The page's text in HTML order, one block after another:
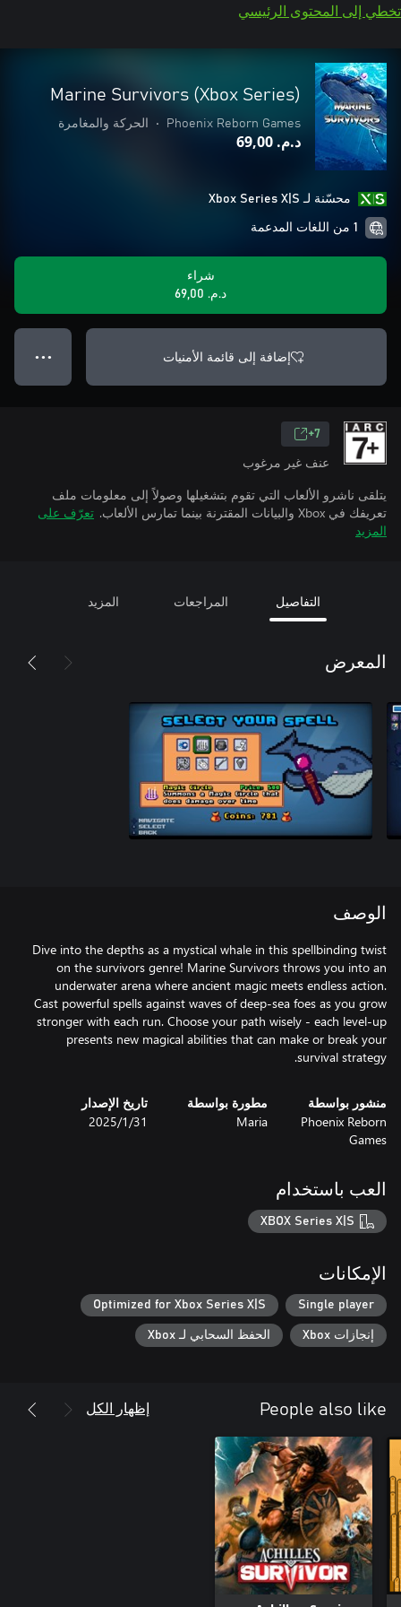
تخطي إلى المحتوى الرئيسي
Marine Survivors (Xbox Series)
Phoenix Reborn Games
• الحركة والمغامرة
د.م.‏ 69,00
محسّنة لـ Xbox Series X|S
1 من اللغات المدعمة
شراء
د.م.‏ 69,00
إضافة إلى قائمة الأمنيات ● ● ●
7+
عنف غير مرغوب
يتلقى ناشرو الألعاب التي تقوم بتشغيلها وصولاً إلى معلومات ملف
تعريفك في Xbox والبيانات المقترنة بينما تمارس الألعاب.
تعرّف على
المزيد
التفاصيل المراجعات المزيد
المعرض
الوصف
Dive into the depths as a mystical whale in this spellbinding twist
on the survivors genre! Marine Survivors throws you into an
underwater arena where ancient magic meets endless action.
Cast powerful spells against waves of deep-sea foes as you grow
stronger with each run. Choose your path wisely - each level-up
presents new magical abilities that can make or break your
survival strategy.
منشور بواسطة
Phoenix Reborn
Games
مطورة بواسطة
Maria
تاريخ الإصدار
31‏/1‏/2025
العب باستخدام
XBOX Series X|S
الإمكانات
Single player
Optimized for Xbox Series X|S
إنجازات Xbox الحفظ السحابي لـ Xbox
People also like إظهار الكل